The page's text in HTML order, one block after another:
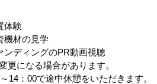
体験
機材の見学
ンディングのPR動画視聴
更になる場合があります。
14：00で途中休憩をいただきます。